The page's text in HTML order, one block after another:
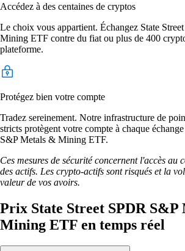
Accédez à des centaines de cryptos
Le choix vous appartient. Échangez State
Mining ETF contre du fiat ou plus de 400
plateforme.
Protégez bien votre compte
Tradez sereinement. Notre infrastructure de
stricts protègent votre compte à chaque
S&P Metals & Mining ETF.
Ces mesures de sécurité concernent l'accès au
des actifs. Les crypto-actifs sont risqués et la
valeur de vos avoirs.
Prix State Street SPDR S&P
Mining ETF en temps réel